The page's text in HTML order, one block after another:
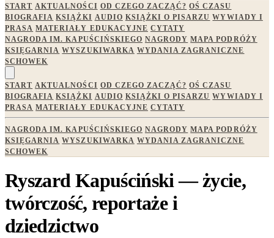
START AKTUALNOŚCI OD CZEGO ZACZĄĆ? OŚ CZASU
BIOGRAFIA KSIĄŻKI AUDIO KSIĄŻKI O PISARZU WYWIADY I
PRASA MATERIAŁY EDUKACYJNE CYTATY
NAGRODA IM. KAPUŚCIŃSKIEGO NAGRODY MAPA PODRÓŻY
KSIĘGARNIA WYSZUKIWARKA WYDANIA ZAGRANICZNE
SCHOWEK
START AKTUALNOŚCI OD CZEGO ZACZĄĆ? OŚ CZASU
BIOGRAFIA KSIĄŻKI AUDIO KSIĄŻKI O PISARZU WYWIADY I
PRASA MATERIAŁY EDUKACYJNE CYTATY
NAGRODA IM. KAPUŚCIŃSKIEGO NAGRODY MAPA PODRÓŻY
KSIĘGARNIA WYSZUKIWARKA WYDANIA ZAGRANICZNE
SCHOWEK
Ryszard Kapuściński — życie,
twórczość, reportaże i
dziedzictwo